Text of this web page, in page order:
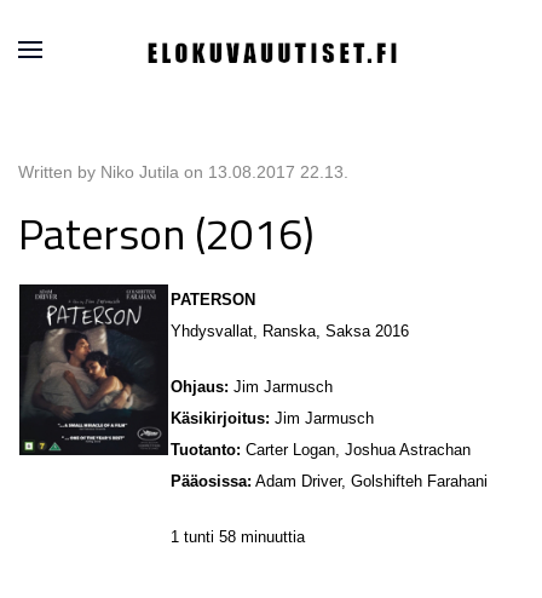
Written by Niko Jutila on 13.08.2017 22.13
Paterson (2016)
PATERSON
Yhdysvallat, Ranska, Saksa 2016
Ohjaus: Jim Jarmusch
Käsikirjoitus: Jim Jarmusch
Tuotanto: Carter Logan, Joshua Astrachan
Pääosissa: Adam Driver, Golshifteh Farahani
1 tunti 58 minuuttia